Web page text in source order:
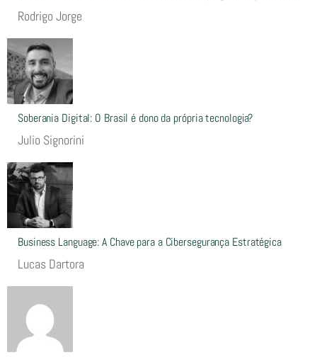
Rodrigo Jorge
Soberania Digital: O Brasil é dono da própria tecnologia?
Julio Signorini
Business Language: A Chave para a Cibersegurança Estratégica
Lucas Dartora